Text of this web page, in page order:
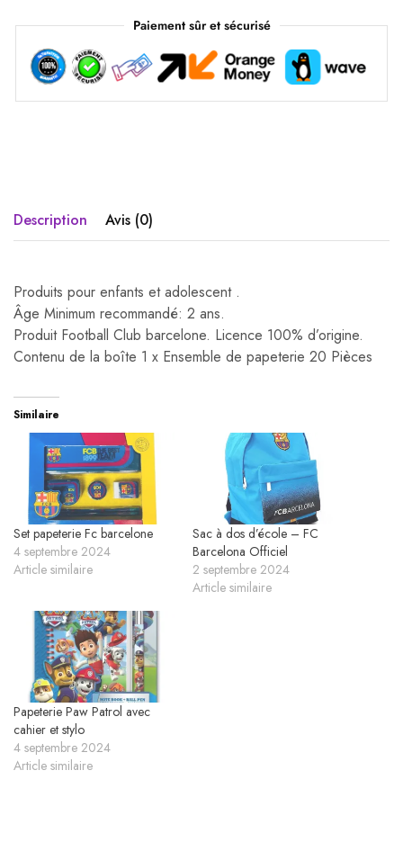
Paiement sûr et sécurisé
Description Avis (0)
Produits pour enfants et adolescent .
Âge Minimum recommandé: 2 ans.
Produit Football Club barcelone. Licence 100% d’origine.
Contenu de la boîte 1 x Ensemble de papeterie 20 Pièces
Similaire
Set papeterie Fc barcelone
4 septembre 2024
Article similaire
Sac à dos d’école – FC
Barcelona Officiel
2 septembre 2024
Article similaire
Papeterie Paw Patrol avec
cahier et stylo
4 septembre 2024
Article similaire